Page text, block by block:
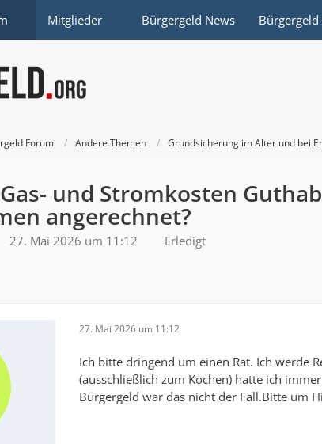
Mitglieder Bürgergeld News
Forum Andere Themen Grundsicherung im Alter und bei
und Stromkosten
angerechnet?
27. Mai 2026 um 11:12 Erledigt
27. Mai 2026 um 11:12
Ich bitte dringend um einen Rat. Ich werde
(ausschließlich zum Kochen) hatte ich
Bürgergeld war das nicht der Fall.Bitte um